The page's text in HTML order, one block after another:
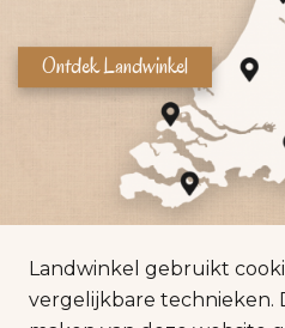
Ontdek Landwinkel
Landwinkel gebruikt
vergelijkbare technieken.